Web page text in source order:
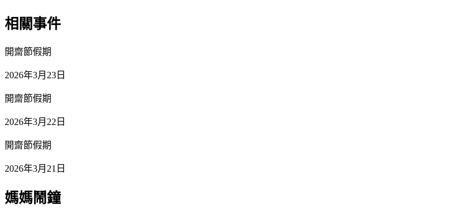
相關事件
開齋節假期
2026年3月23日
開齋節假期
2026年3月22日
開齋節假期
2026年3月21日
媽媽鬧鐘